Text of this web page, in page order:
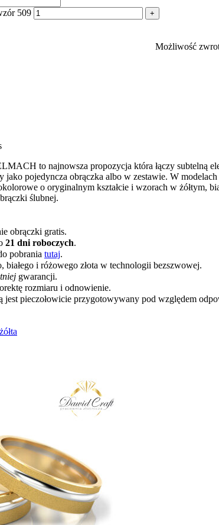
509
Możliwość
to najnowsza propozycja która łączy subtelną
jako pojedyncza obrączka albo w zestawie. W
o oryginalnym kształcie i wzorach w żółtym,
ślubnej.
obrączki gratis.
21 dni roboczych.
pobrania tutaj.
i różowego złota w technologii bezszwowej.
gwarancji.
rozmiaru i odnowienie.
pieczołowicie przygotowywany pod względem
żółta